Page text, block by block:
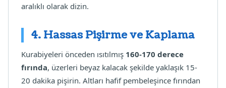
aralıklı olarak dizin.
4. Hassas Pişirme ve Kaplama
Kurabiyeleri önceden ısıtılmış 160-170 derece
fırında, üzerleri beyaz kalacak şekilde yaklaşık 15-
20 dakika pişirin. Altları hafif pembeleşince fırından